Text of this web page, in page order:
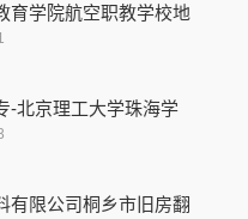
育学院航空职教学校地
-北京理工大学珠海学
有限公司桐乡市旧房翻